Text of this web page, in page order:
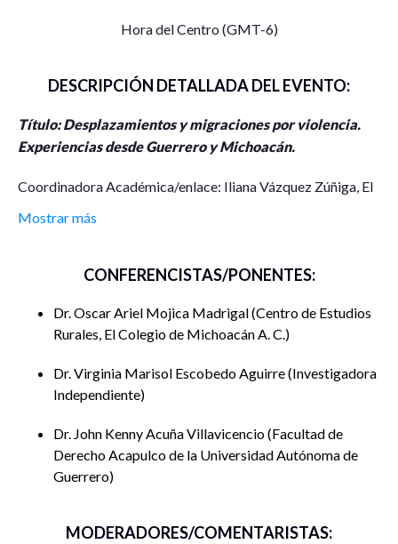
Hora del Centro (GMT-6)
DESCRIPCIÓN DETALLADA DEL EVENTO:
Título: Desplazamientos y migraciones por violencia.
Experiencias desde Guerrero y Michoacán.
Coordinadora Académica/enlace: Iliana Vázquez Zúñiga, El
Dra. Iliana Vázquez Zúñiga
Profesora Investigadora de El Colegio de Tlaxcala A. C.
Desplazamientos por violencia en el estado de Guerrero
Dr. John Kenny Acuña Villavicencio, Profesor Investigador
Autónoma de Guerrero.
Periodistas desplazados: la construcción del refugio en una
Dra. Virginia Marisol Escobedo Aguirre, Investigadora
Mostrar más
CONFERENCISTAS/PONENTES:
Dr. Oscar Ariel Mojica Madrigal Centro de Estudios
Rurales, El Colegio de Michoacán A. C.
Dr. Virginia Marisol Escobedo Aguirre Investigadora
Independiente
Dr. John Kenny Acuña Villavicencio Facultad de
Derecho Acapulco de la Universidad Autónoma de
Guerrero
MODERADORES/COMENTARISTAS: